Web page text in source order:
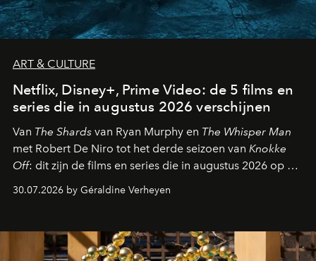
ART & CULTURE
Netflix, Disney+, Prime Video: de 5 films en
series die in augustus 2026 verschijnen
Van The Shards van Ryan Murphy en The Whisper Man
met Robert De Niro tot het derde seizoen van Knokke
Off: dit zijn de films en series die in augustus 2026 op de
streamingplatformen verschijnen.
30.07.2026 by Géraldine Verheyen